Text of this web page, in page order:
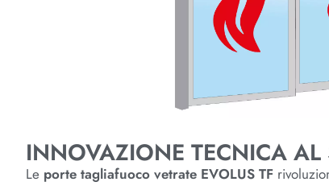
INNOVAZIONE TECNICA
Le porte tagliafuoco vetrate EVOLUS TF